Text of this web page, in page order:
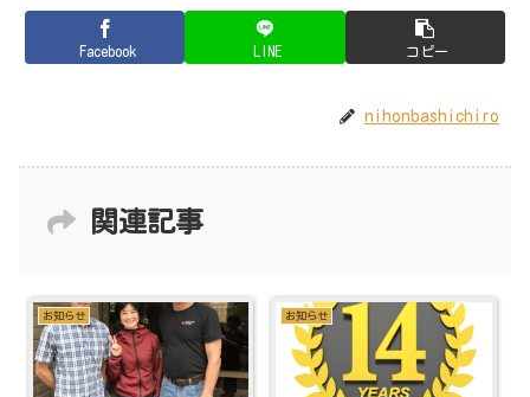
Facebook LINE コピー
nihonbashichiro
関連記事
お知らせ お知らせ